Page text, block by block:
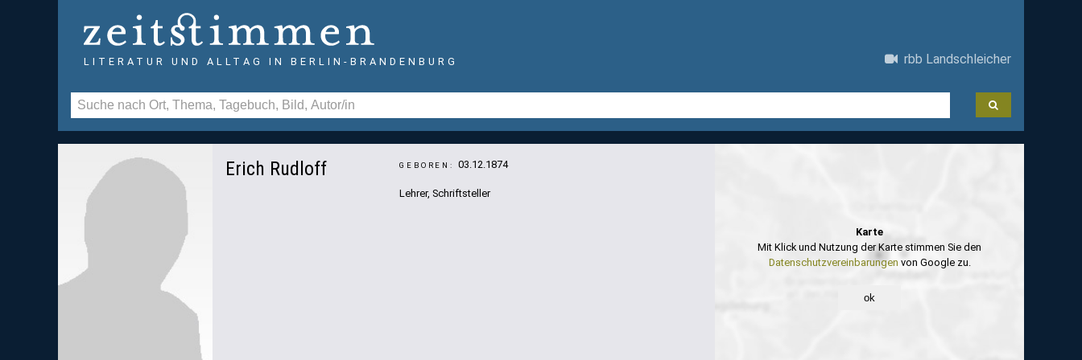
LITERATUR UND ALLTAG IN BERLIN-BRANDENBURG rbb Landschleicher
Erich Rudloff GEBOREN: 03.12.1874
Lehrer, Schriftsteller
Karte
Mit Klick und Nutzung der Karte stimmen Sie den
Datenschutzvereinbarungen von Google zu.
ok